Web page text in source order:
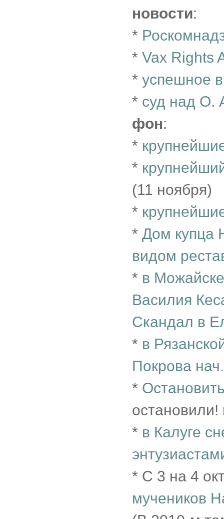
новости:
*
* Vax Rights
* успешное
* суд над О.
фон:
*
*
(11 ноября)
*
* Дом купца
видом
* в
Василия
Скандал в
* в
Покрова
*
остановили!
* в Калуге
* С 3 на 4
мучеников